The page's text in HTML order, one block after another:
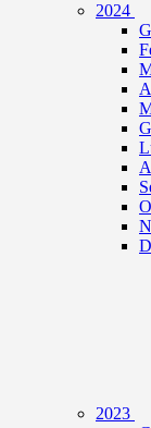
2024
2023